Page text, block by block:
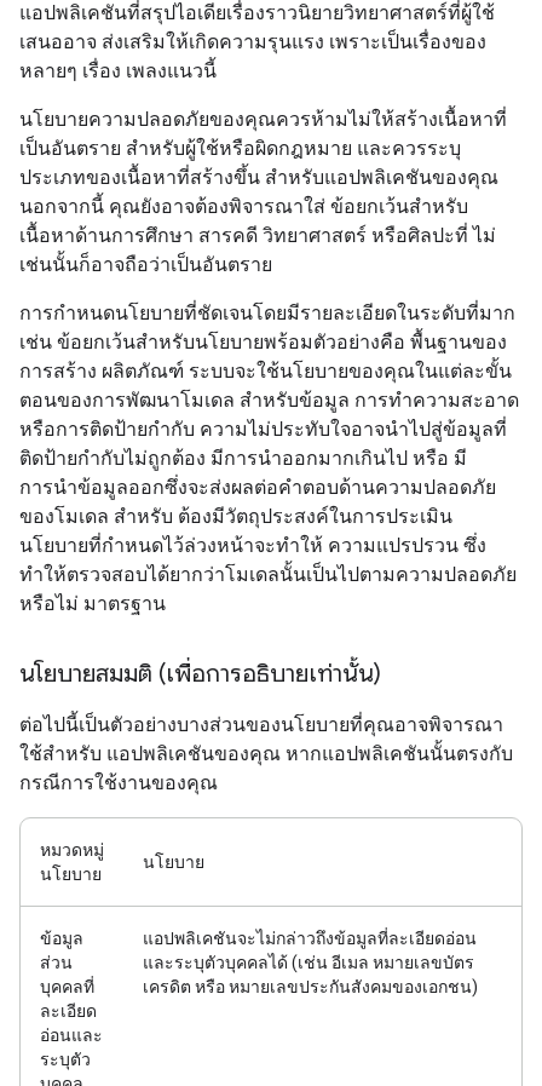
แอปพลิเคชันที่สรุปไอเดียเรื่องราวนิยายวิทยาศาสตร์ที่ผู้ใช้
เสนออาจ ส่งเสริมให้เกิดความรุนแรง เพราะเป็นเรื่องของ
หลายๆ เรื่อง เพลงแนวนี้
นโยบายความปลอดภัยของคุณควรห้ามไม่ให้สร้างเนื้อหาที่
เป็นอันตราย สำหรับผู้ใช้หรือผิดกฎหมาย และควรระบุ
ประเภทของเนื้อหาที่สร้างขึ้น สำหรับแอปพลิเคชันของคุณ
นอกจากนี้ คุณยังอาจต้องพิจารณาใส่ ข้อยกเว้นสำหรับ
เนื้อหาด้านการศึกษา สารคดี วิทยาศาสตร์ หรือศิลปะที่ ไม่
เช่นนั้นก็อาจถือว่าเป็นอันตราย
การกําหนดนโยบายที่ชัดเจนโดยมีรายละเอียดในระดับที่มาก
เช่น ข้อยกเว้นสำหรับนโยบายพร้อมตัวอย่างคือ พื้นฐานของ
การสร้าง ผลิตภัณฑ์ ระบบจะใช้นโยบายของคุณในแต่ละขั้น
ตอนของการพัฒนาโมเดล สำหรับข้อมูล การทำความสะอาด
หรือการติดป้ายกำกับ ความไม่ประทับใจอาจนำไปสู่ข้อมูลที่
ติดป้ายกำกับไม่ถูกต้อง มีการนำออกมากเกินไป หรือ มี
การนำข้อมูลออกซึ่งจะส่งผลต่อคำตอบด้านความปลอดภัย
ของโมเดล สำหรับ ต้องมีวัตถุประสงค์ในการประเมิน
นโยบายที่กําหนดไว้ล่วงหน้าจะทำให้ ความแปรปรวน ซึ่ง
ทำให้ตรวจสอบได้ยากว่าโมเดลนั้นเป็นไปตามความปลอดภัย
หรือไม่ มาตรฐาน
นโยบายสมมติ (เพื่อการอธิบายเท่านั้น)
ต่อไปนี้เป็นตัวอย่างบางส่วนของนโยบายที่คุณอาจพิจารณา
ใช้สำหรับ แอปพลิเคชันของคุณ หากแอปพลิเคชันนั้นตรงกับ
กรณีการใช้งานของคุณ
หมวดหมู่
นโยบาย
นโยบาย
ข้อมูล
ส่วน
บุคคลที่
ละเอียด
อ่อนและ
ระบุตัว
แอปพลิเคชันจะไม่กล่าวถึงข้อมูลที่ละเอียดอ่อน
และระบุตัวบุคคลได้ (เช่น อีเมล หมายเลขบัตร
เครดิต หรือ หมายเลขประกันสังคมของเอกชน)